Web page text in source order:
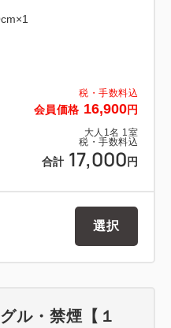
その前にお入り下さい
リーマート）、銀行、Ａ
科学館などがございま
税・手数料込
会員価格 16,900円
大人 1 名 1 室
税・手数料込
合計 17,000 円
選択
ル・禁煙【１